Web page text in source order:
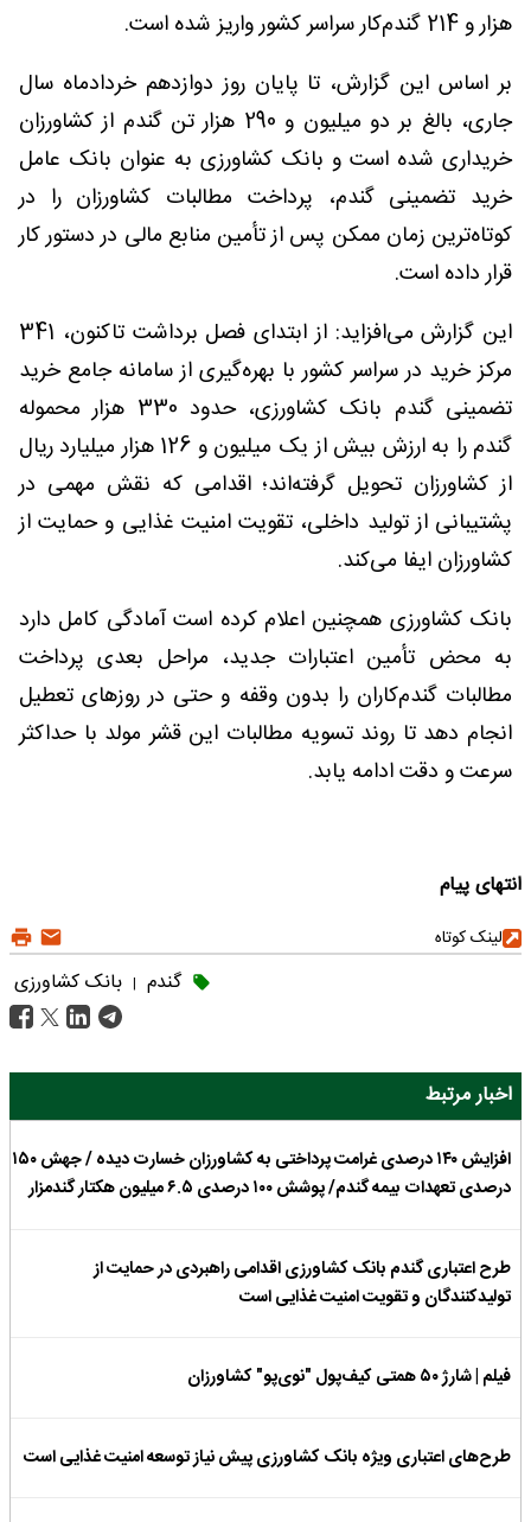
هزار و 214 گندم‌کار سراسر کشور واریز شده است.
بر اساس این گزارش، تا پایان روز دوازدهم خردادماه سال
جاری، بالغ بر دو میلیون و 290 هزار تن گندم از کشاورزان
خریداری شده است و بانک کشاورزی به عنوان بانک عامل
خرید تضمینی گندم، پرداخت مطالبات کشاورزان را در
کوتاه‌ترین زمان ممکن پس از تأمین منابع مالی در دستور کار
قرار داده است.
این گزارش می‌افزاید: از ابتدای فصل برداشت تاکنون، 341
مرکز خرید در سراسر کشور با بهره‌گیری از سامانه جامع خرید
تضمینی گندم بانک کشاورزی، حدود 330 هزار محموله
گندم را به ارزش بیش از یک میلیون و 126 هزار میلیارد ریال
از کشاورزان تحویل گرفته‌اند؛ اقدامی که نقش مهمی در
پشتیبانی از تولید داخلی، تقویت امنیت غذایی و حمایت از
کشاورزان ایفا می‌کند.
بانک کشاورزی همچنین اعلام کرده است آمادگی کامل دارد
به محض تأمین اعتبارات جدید، مراحل بعدی پرداخت
مطالبات گندم‌کاران را بدون وقفه و حتی در روزهای تعطیل
انجام دهد تا روند تسویه مطالبات این قشر مولد با حداکثر
سرعت و دقت ادامه یابد.
انتهای پیام
لینک کوتاه
گندم | بانک کشاورزی
اخبار مرتبط
افزایش ۱۴۰ درصدی غرامت پرداختی به کشاورزان خسارت دیده / جهش ۱۵۰
درصدی تعهدات بیمه گندم/ پوشش ۱۰۰ درصدی ۶.۵ میلیون هکتار گندمزار
طرح اعتباری گندم بانک کشاورزی اقدامی راهبردی در حمایت از
تولیدکنندگان و تقویت امنیت غذایی است
فیلم | شارژ ۵۰ همتی کیف‌پول "نوی‌پو" کشاورزان
طرح‌های اعتباری ویژه بانک کشاورزی پیش نیاز توسعه امنیت غذایی است